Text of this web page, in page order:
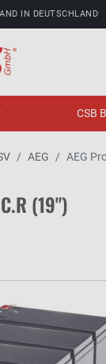
IN DEUTSCHLAND
CSB
AEG AEG
(19")